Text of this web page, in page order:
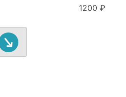
1200 ₽